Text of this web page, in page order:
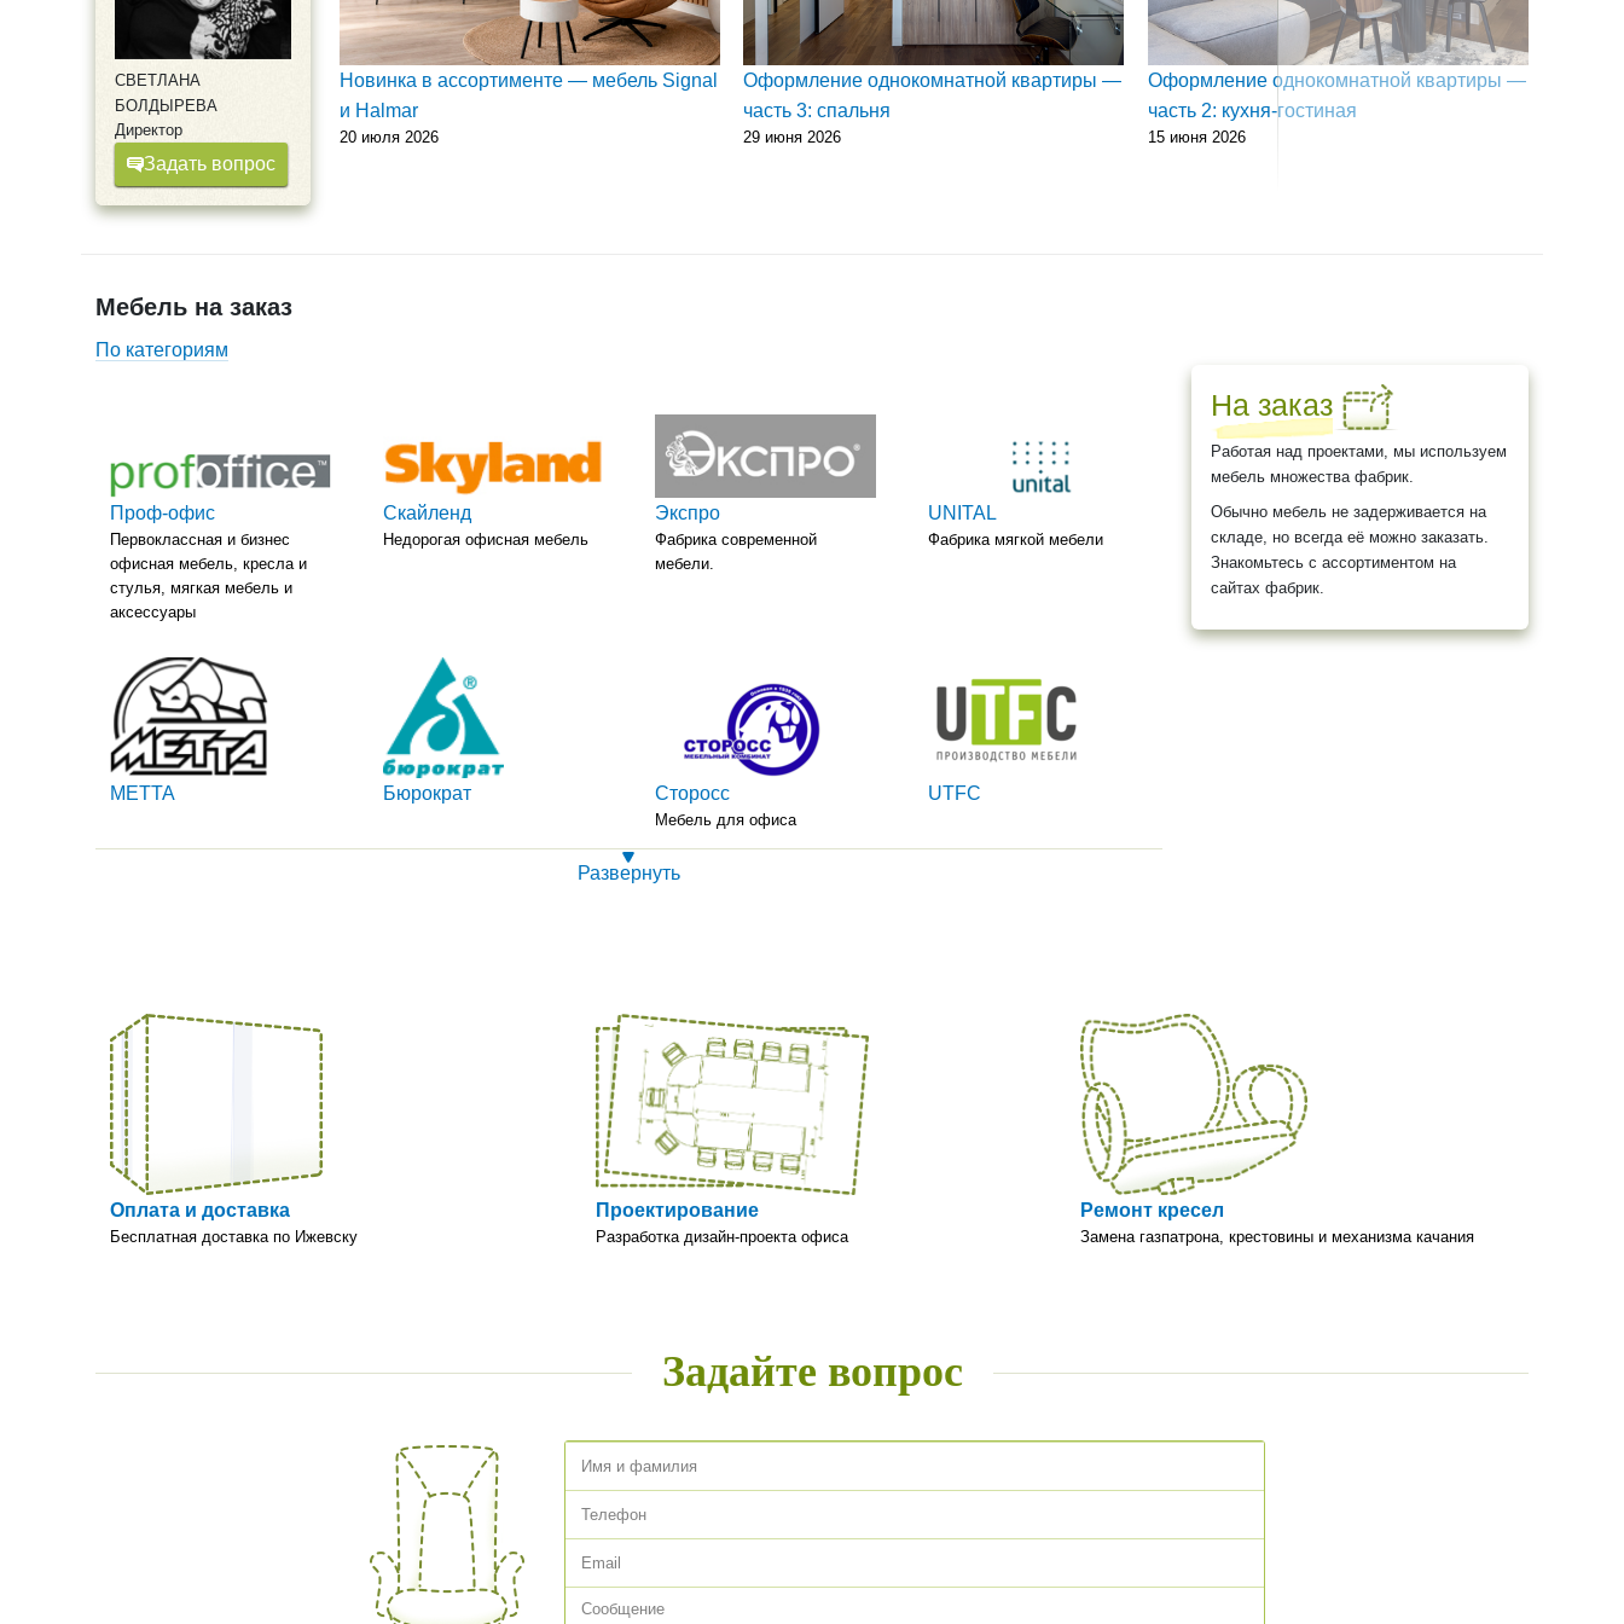
СВЕТЛАНА
БОЛДЫРЕВА
Директор
Задать вопрос
Новинка в ассортименте — мебель Signal
и Halmar
20 июля 2026
Оформление однокомнатной квартиры —
часть 3: спальня
29 июня 2026
Оформление однокомнатной квартиры —
часть 2: кухня-гостиная
15 июня 2026
Мебель на заказ
По категориям
Проф-офис
Первоклассная и бизнес
офисная мебель, кресла и
стулья, мягкая мебель и
аксессуары
Скайленд
Недорогая офисная мебель
Экспро
Фабрика современной
мебели.
UNITAL
Фабрика мягкой мебели
METTA Бюрократ Сторосс
Мебель для офиса
UTFC
Качество и эргономика.
Лучшее соотношение по
приемлемым ценам.
Более 15 лет ООО «Модекс-
М» занимается оптовой и
мебелью польских брендов
Signal и Halmar на территории
Российской Федерации
превратит любое
решений для рабочего
LWOP Сонум
Развернуть
На заказ
Работая над проектами, мы используем
мебель множества фабрик.
Обычно мебель не задерживается на
складе, но всегда её можно заказать.
Знакомьтесь с ассортиментом на
сайтах фабрик.
Оплата и доставка
Бесплатная доставка по Ижевску
Проектирование
Разработка дизайн-проекта офиса
Ремонт кресел
Замена газпатрона, крестовины и механизма качания
Задайте вопрос